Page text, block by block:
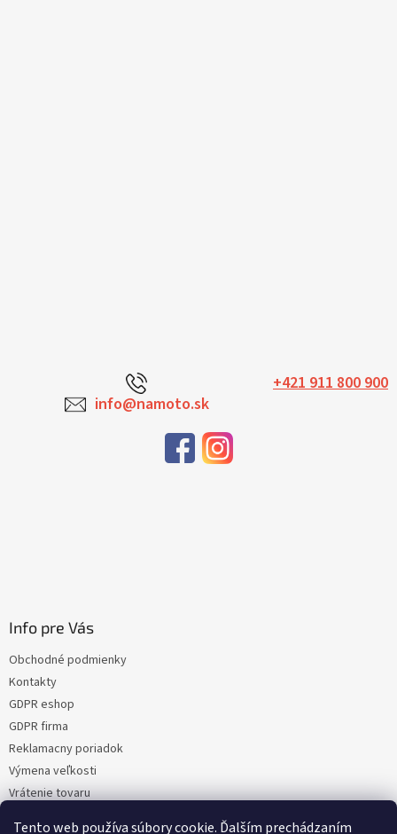
Tento web používa súbory cookie. Ďalším prechádzaním
+421 911 800 900
info@namoto.sk
Info pre Vás
Obchodné podmienky
Kontakty
GDPR eshop
GDPR firma
Reklamacny poriadok
Výmena veľkosti
Vrátenie tovaru